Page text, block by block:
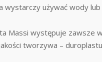
używać wody
Massi występuje zawsze
tworzywa –